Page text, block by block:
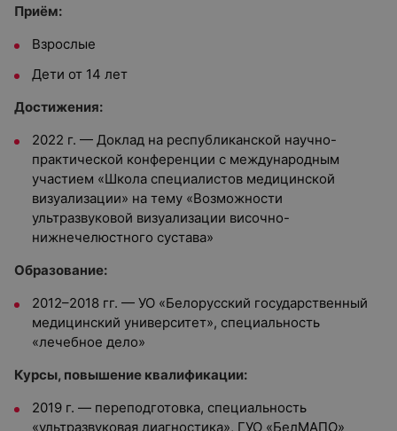
Приём:
Взрослые
Дети от 14 лет
Достижения:
2022 г. — Доклад на республиканской научно-
практической конференции с международным
участием «Школа специалистов медицинской
визуализации» на тему «Возможности
ультразвуковой визуализации височно-
нижнечелюстного сустава»
Образование:
2012–2018 гг. — УО «Белорусский государственный
медицинский университет», специальность
«лечебное дело»
Курсы, повышение квалификации:
2019 г. — переподготовка, специальность
«ультразвуковая диагностика», ГУО «БелМАПО»